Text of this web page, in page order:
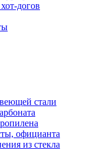
догов
стали
официанта
из стекла